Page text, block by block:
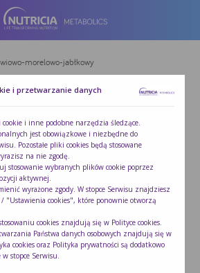
morelowo-jabłkowy
MORELOWO-
Opublikowano:2022-10-24
opublikowany. Wymagane pola są oznaczone
i przetwarzanie danych
i inne podobne narzędzia śledzące.
jest obowiązkowe i niezbędne do
Pozostałe pliki cookies będą stosowane
na nie zgodę.
stosowanie wybranych plików cookie poprzez
aktywnej.
wyrażone zgody. W stopce Serwisu znajdziesz
"Ustawienia cookies", które ponownie otworzą
cookies znajdują się w Polityce cookies
Państwa danych osobowych znajdują się w
cookies oraz Polityka prywatności są dodatkowo
stopce Serwisu.